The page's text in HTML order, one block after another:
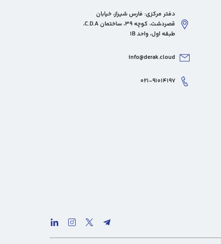
دفتر مرکزی: فارس شیراز، خیابان
قصردشت، کوچه 39، ساختمان C.D.A،
طبقه اول، واحد 1B
info@derak.cloud
۰۲۱-۹۱۰۱۴۱۹۷